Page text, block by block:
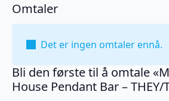
Omtaler
Det er ingen omtaler ennå.
Bli den første til å omtale
House Pendant Bar – THEY/